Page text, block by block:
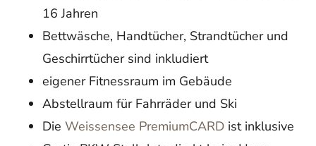
16 Jahren
Bettwäsche, Handtücher, Strandtücher und
Geschirrtücher sind inkludiert
eigener Fitnessraum im Gebäude
Abstellraum für Fahrräder und Ski
Die Weissensee PremiumCARD ist inklusive